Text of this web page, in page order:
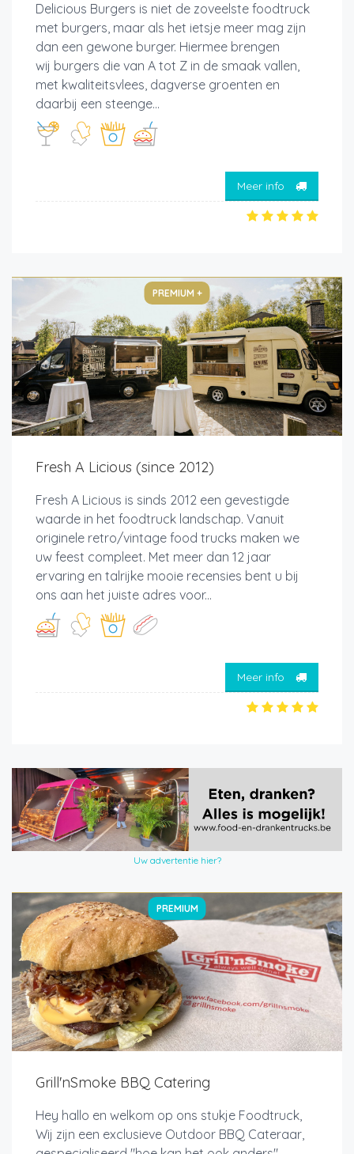
Delicious Burgers is niet de zoveelste foodtruck
met burgers, maar als het ietsje meer mag zijn
dan een gewone burger. Hiermee brengen
wij burgers die van A tot Z in de smaak vallen,
met kwaliteitsvlees, dagverse groenten en
daarbij een steenge...
Meer info
PREMIUM +
Fresh A Licious (since 2012)
Fresh A Licious is sinds 2012 een gevestigde
waarde in het foodtruck landschap. Vanuit
originele retro/vintage food trucks maken we
uw feest compleet. Met meer dan 12 jaar
ervaring en talrijke mooie recensies bent u bij
ons aan het juiste adres voor...
Meer info
Uw advertentie hier?
PREMIUM
Grill'nSmoke BBQ Catering
Hey hallo en welkom op ons stukje Foodtruck,
Wij zijn een exclusieve Outdoor BBQ Cateraar,